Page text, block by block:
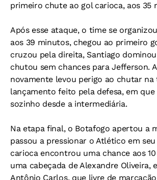
primeiro chute ao gol carioca, aos 35
Após esse ataque, o time se
aos 39 minutos, chegou ao primeiro
cruzou pela direita, Santiago
chutou sem chances para Jefferson.
novamente levou perigo ao chutar na
lançamento feito pela defesa, em que
sozinho desde a intermediária.
Na etapa final, o Botafogo apertou a
passou a pressionar o Atlético em
carioca encontrou uma chance aos
uma cabeçada de Alexandre Oliveira,
Antônio Carlos, que livre de